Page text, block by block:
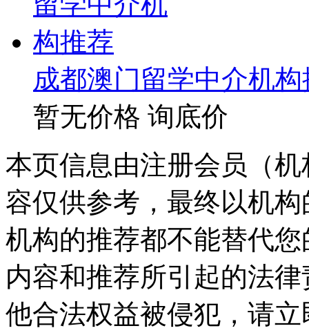
成都澳门留学中介机
暂无价格 询底价
本页信息由注册会员（
容仅供参考，最终以机
机构的推荐都不能替代
内容和推荐所引起的法
他合法权益被侵犯，请